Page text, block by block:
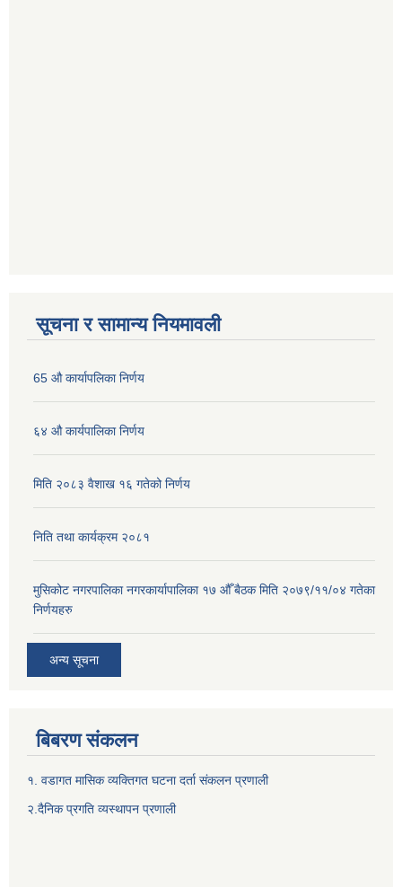
सूचना र सामान्य नियमावली
65 औ कार्यापलिका निर्णय
६४ औ कार्यपालिका निर्णय
मिति २०८३ वैशाख १६ गतेको निर्णय
निति तथा कार्यक्रम २०८१
मुसिकोट नगरपालिका नगरकार्यापालिका १७ औँ बैठक मिति २०७९/११/०४ गतेका
निर्णयहरु
अन्य सूचना
बिबरण संकलन
१. वडागत मासिक व्यक्तिगत घटना दर्ता संकलन प्रणाली
२.दैनिक प्रगति व्यस्थापन प्रणाली